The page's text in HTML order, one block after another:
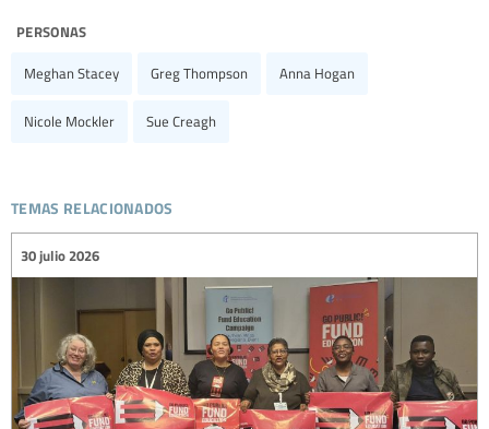
personas
Meghan Stacey Greg Thompson Anna Hogan
Nicole Mockler Sue Creagh
temas relacionados
30 julio 2026